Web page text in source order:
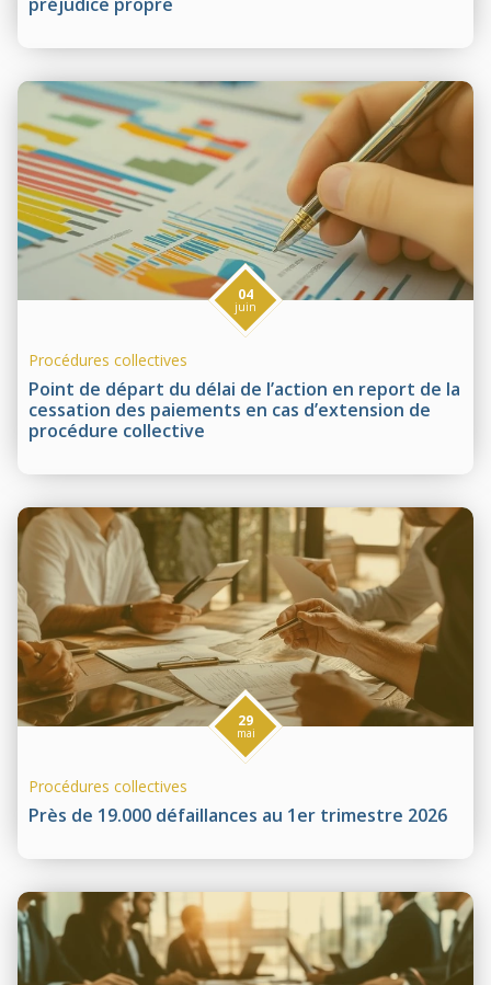
Point de départ du délai de l’action en report de la
cessation des paiements en cas d’extension de
procédure collective
04
juin
Procédures collectives
Près de 19.000 défaillances au 1er trimestre 2026
29
mai
Procédures collectives